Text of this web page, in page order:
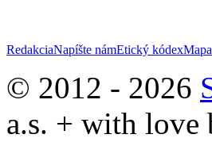
RedakciaNapíšte námEtický kódex
© 2012 - 2026
a.s. + with